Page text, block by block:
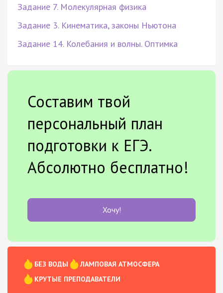
Задание 7. Молекулярная физика
Задание 3. Кинематика, законы Ньютона
Задание 14. Колебания и волны. Оптимка
Составим твой
персональный план
подготовки к ЕГЭ.
Абсолютно бесплатно!
Хочу!
БЕЗ ВОДЫ
ЛАМПОВАЯ АТМОСФЕРА
КРУТЫЕ ПРЕПОДАВАТЕЛИ